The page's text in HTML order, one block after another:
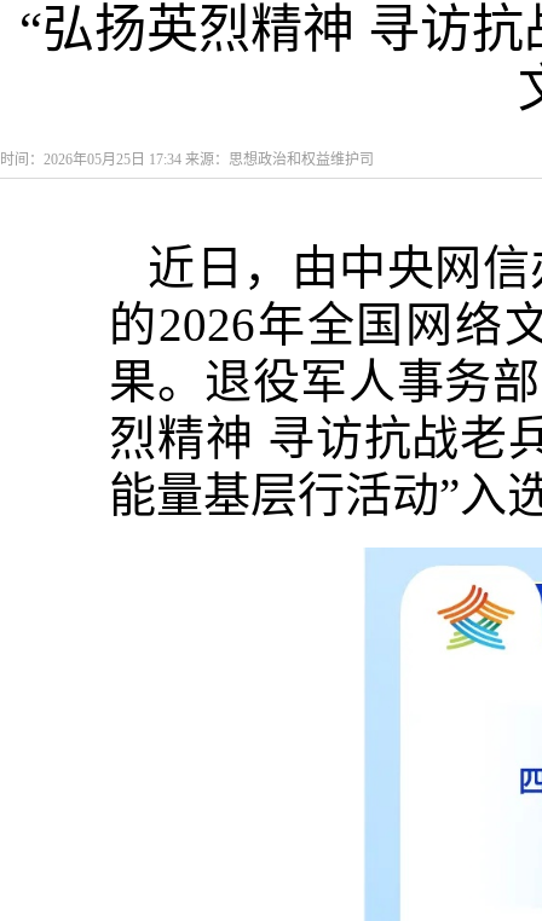
“弘扬英烈精神 寻访
时间：2026年05月25日 17:34 来源：思想政治和权益维护司
近日，由中央网
的2026年全国网络
果。退役军人事务
烈精神 寻访抗战老
能量基层行活动”入